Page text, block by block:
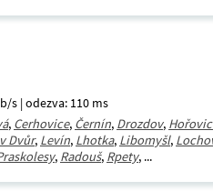
s | odezva: 110 ms
, Cerhovice, Černín, Drozdov,
Dvůr, Levín, Lhotka, Libomyšl,
, Radouš, Rpety, ...